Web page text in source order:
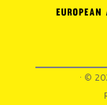
· ©